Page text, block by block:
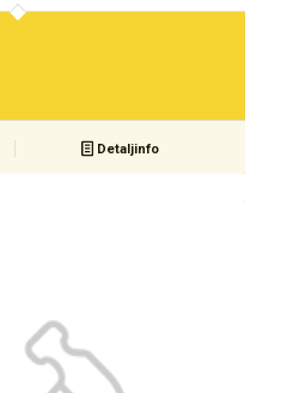
Detaljinfo